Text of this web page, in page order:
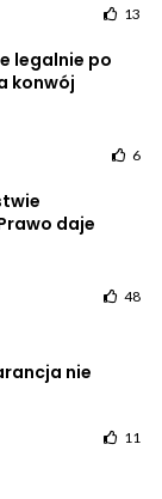
13
legalnie po
konwój
6
daje
48
nie
11